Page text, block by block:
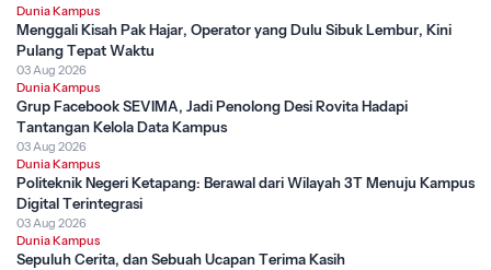
Dunia Kampus
Menggali Kisah Pak Hajar, Operator yang Dulu Sibuk Lembur, Kini
Pulang Tepat Waktu
03 Aug 2026
Dunia Kampus
Grup Facebook SEVIMA, Jadi Penolong Desi Rovita Hadapi
Tantangan Kelola Data Kampus
03 Aug 2026
Dunia Kampus
Politeknik Negeri Ketapang: Berawal dari Wilayah 3T Menuju Kampus
Digital Terintegrasi
03 Aug 2026
Dunia Kampus
Sepuluh Cerita, dan Sebuah Ucapan Terima Kasih